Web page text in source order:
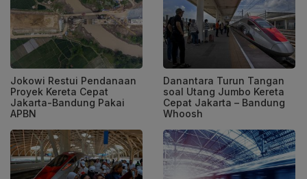
Jokowi Restui Pendanaan
Proyek Kereta Cepat
Jakarta-Bandung Pakai
APBN
Danantara Turun Tangan
soal Utang Jumbo Kereta
Cepat Jakarta – Bandung
Whoosh